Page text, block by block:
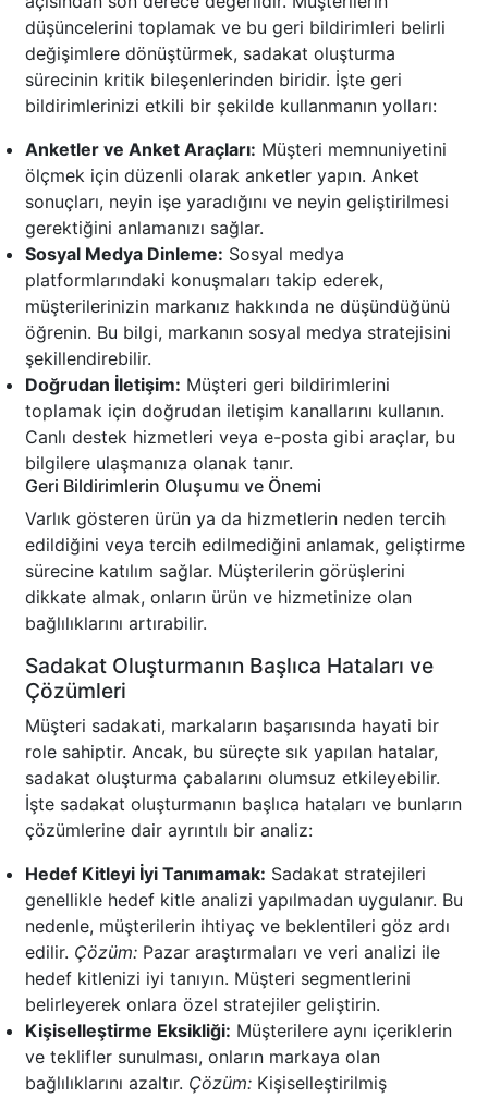
düşüncelerini toplamak ve bu geri bildirimleri belirli
değişimlere dönüştürmek, sadakat oluşturma
sürecinin kritik bileşenlerinden biridir. İşte geri
bildirimlerinizi etkili bir şekilde kullanmanın yolları:
Anketler ve Anket Araçları: Müşteri memnuniyetini
ölçmek için düzenli olarak anketler yapın. Anket
sonuçları, neyin işe yaradığını ve neyin geliştirilmesi
gerektiğini anlamanızı sağlar.
Sosyal Medya Dinleme: Sosyal medya
platformlarındaki konuşmaları takip ederek,
müşterilerinizin markanız hakkında ne düşündüğünü
öğrenin. Bu bilgi, markanın sosyal medya stratejisini
şekillendirebilir.
Doğrudan İletişim: Müşteri geri bildirimlerini
toplamak için doğrudan iletişim kanallarını kullanın.
Canlı destek hizmetleri veya e-posta gibi araçlar, bu
bilgilere ulaşmanıza olanak tanır.
Geri Bildirimlerin Oluşumu ve Önemi
Varlık gösteren ürün ya da hizmetlerin neden tercih
edildiğini veya tercih edilmediğini anlamak, geliştirme
sürecine katılım sağlar. Müşterilerin görüşlerini
dikkate almak, onların ürün ve hizmetinize olan
bağlılıklarını artırabilir.
Sadakat Oluşturmanın Başlıca Hataları ve
Çözümleri
Müşteri sadakati, markaların başarısında hayati bir
role sahiptir. Ancak, bu süreçte sık yapılan hatalar,
sadakat oluşturma çabalarını olumsuz etkileyebilir.
İşte sadakat oluşturmanın başlıca hataları ve bunların
çözümlerine dair ayrıntılı bir analiz:
Hedef Kitleyi İyi Tanımamak: Sadakat stratejileri
genellikle hedef kitle analizi yapılmadan uygulanır. Bu
nedenle, müşterilerin ihtiyaç ve beklentileri göz ardı
edilir. Çözüm: Pazar araştırmaları ve veri analizi ile
hedef kitlenizi iyi tanıyın. Müşteri segmentlerini
belirleyerek onlara özel stratejiler geliştirin.
Kişiselleştirme Eksikliği: Müşterilere aynı içeriklerin
ve teklifler sunulması, onların markaya olan
bağlılıklarını azaltır. Çözüm: Kişiselleştirilmiş